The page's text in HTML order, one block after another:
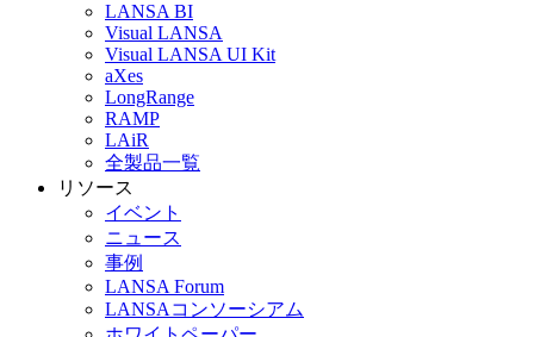
LANSA BI
Visual LANSA
Visual LANSA UI Kit
aXes
LongRange
RAMP
LAiR
全製品一覧
リソース
イベント
ニュース
事例
LANSA Forum
LANSAコンソーシアム